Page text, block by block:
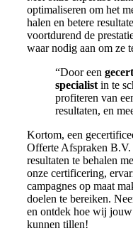
optimaliseren om het
halen en betere
voortdurend de
waar nodig aan om ze
“Door een
specialist in te
profiteren van
resultaten, en
Kortom, een
Offerte Afspraken
resultaten te behalen
onze certificering,
campagnes op maat
doelen te bereiken.
en ontdek hoe wij
kunnen tillen!